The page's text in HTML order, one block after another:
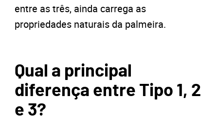
entre as três, ainda carrega as
propriedades naturais da palmeira.
Qual a principal
diferença entre Tipo 1, 2
e 3?